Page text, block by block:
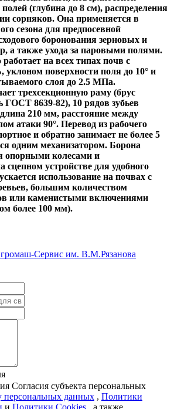
(глубина до 8 см), распределения
сорняков. Она применяется в
сезона для предпосевной
боронования зерновых и
а также ухода за паровыми полями.
на всех типах почв с
уклоном поверхности поля до 10° и
слоя до 2.5 МПа.
трехсекционную раму (брус
ГОСТ 8639-82), 10 рядов зубьев
210 мм, расстояние между
атаки 90°. Перевод из рабочего
и обратно занимает не более 5
одним механизатором. Борона
опорными колесами и
сцепном устройстве для удобного
использование на почвах с
большим количеством
или каменистыми включениями
более 100 мм).
Сервис им. В.М.Рязанова
Согласия субъекта персональных
персональных данных , Политики